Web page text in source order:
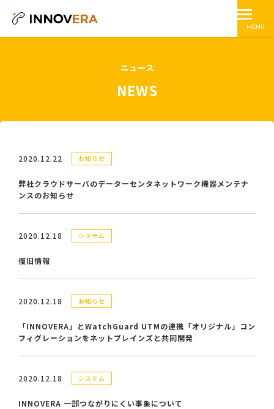
MENU
ニュース
NEWS
2020.12.22 お知らせ
弊社クラウドサーバのデーターセンタネットワーク機器メンテナ
ンスのお知らせ
2020.12.18 システム
復旧情報
2020.12.18 お知らせ
「INNOVERA」とWatchGuard UTMの連携「オリジナル」コン
フィグレーションをネットブレインズと共同開発
2020.12.18 システム
INNOVERA 一部つながりにくい事象について